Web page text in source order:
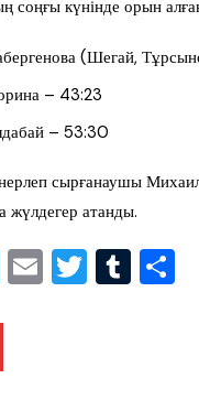
соңғы күнінде орын
(Шегай,
– 43:23
– 53:30
сырғанаушы
жүлдегер атанды.
T
e
gr
E T T